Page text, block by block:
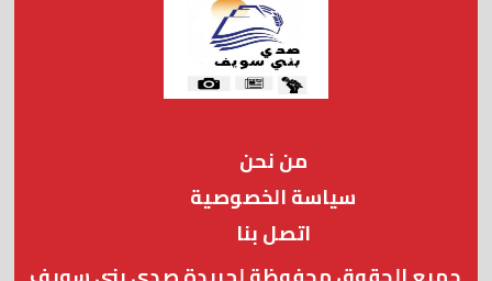
من نحن
سياسة الخصوصية
اتصل بنا